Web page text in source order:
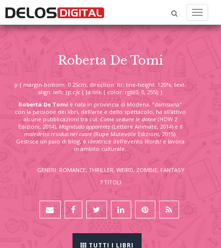
Menu
Roberta De Tomi
p { margin-bottom: 0.25cm; direction: ltr; line-height: 120%; text-
align: left; }p.cjk { }a:link { color: rgb(0, 0, 255); }
Roberta De Tomi è nata in provincia di Modena, "damsiana"
con la passione dei libri, dell'arte e dello spettacolo, ha all'attivo
alcune pubblicazioni tra cui: Come sedurre le donne (HOW 2
Edizioni, 2014), Magnitudo apparente (Lettere Animate, 2014) e Il
maledetto residuo nel cuore (Rupe Mutevole Edizioni, 2015).
Gestisce un paio di blog, è ideatrice dell'evento Words! e lavora
in ambito culturale.
GENERI: ROMANCE, THRILLER, WEIRD, ZOMBIE, FANTASY
7 TITOLI
TUTTI I LIBRI